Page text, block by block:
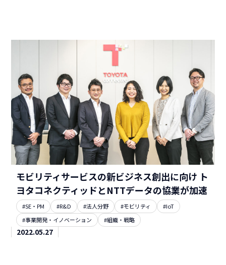
モビリティサービスの新ビジネス創出に向け ト
ヨタコネクティッドとNTTデータの協業が加速
#SE・PM #R&D #法人分野 #モビリティ
#IoT
#事業開発・イノベーション
#組織・戦略
2022.05.27